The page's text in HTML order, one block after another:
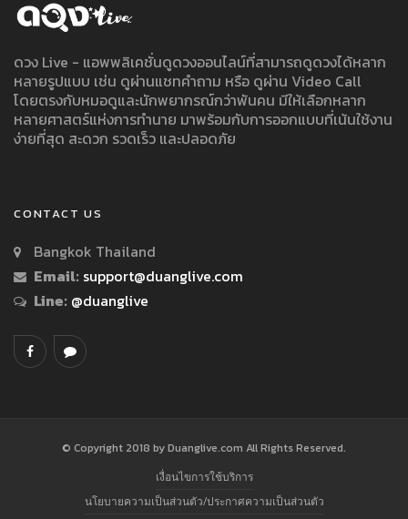
ดวง Live - แอพพลิเคชั่นดูดวงออนไลน์ที่สามารถดูดวงได้หลาก
หลายรูปแบบ เช่น ดูผ่านแชทคำถาม หรือ ดูผ่าน Video Call
โดยตรงกับหมอดูและนักพยากรณ์กว่าพันคน มีให้เลือกหลาก
หลายศาสตร์แห่งการทำนาย มาพร้อมกับการออกแบบที่เน้นใช้งาน
ง่ายที่สุด สะดวก รวดเร็ว และปลอดภัย
CONTACT US
Bangkok Thailand
Email: support@duanglive.com
Line: @duanglive
© Copyright 2018 by Duanglive.com All Rights Reserved.
เงื่อนไขการใช้บริการ
นโยบายความเป็นส่วนตัว/ประกาศความเป็นส่วนตัว